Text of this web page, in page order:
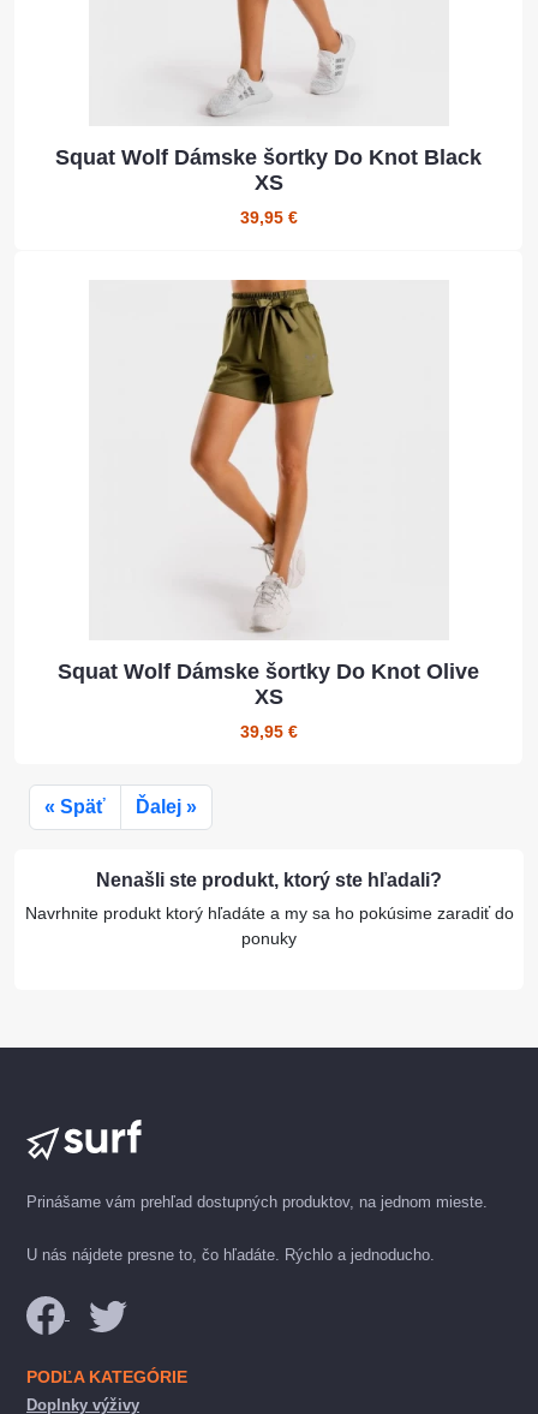
Squat Wolf Dámske šortky Do Knot Black
XS
39,95 €
Squat Wolf Dámske šortky Do Knot Olive
XS
39,95 €
« Späť Ďalej »
Nenašli ste produkt, ktorý ste hľadali?
Navrhnite produkt ktorý hľadáte a my sa ho pokúsime zaradiť do
ponuky
Prinášame vám prehľad dostupných produktov, na jednom mieste.
U nás nájdete presne to, čo hľadáte. Rýchlo a jednoducho.
PODĽA KATEGÓRIE
Doplnky výživy